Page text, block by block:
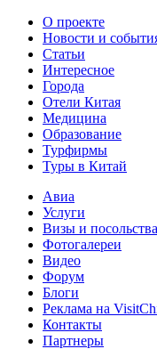
О проекте
Новости и
Статьи
Интересное
Города
Отели Китая
Медицина
Образование
Турфирмы
Туры в Китай
Авиа
Услуги
Визы и посольства
Фотогалереи
Видео
Форум
Блоги
Реклама на
Контакты
Партнеры